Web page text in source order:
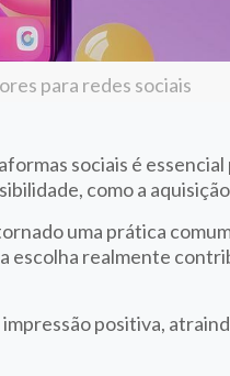
para redes sociais
sociais é
como a
uma prática
escolha realmente
positiva,